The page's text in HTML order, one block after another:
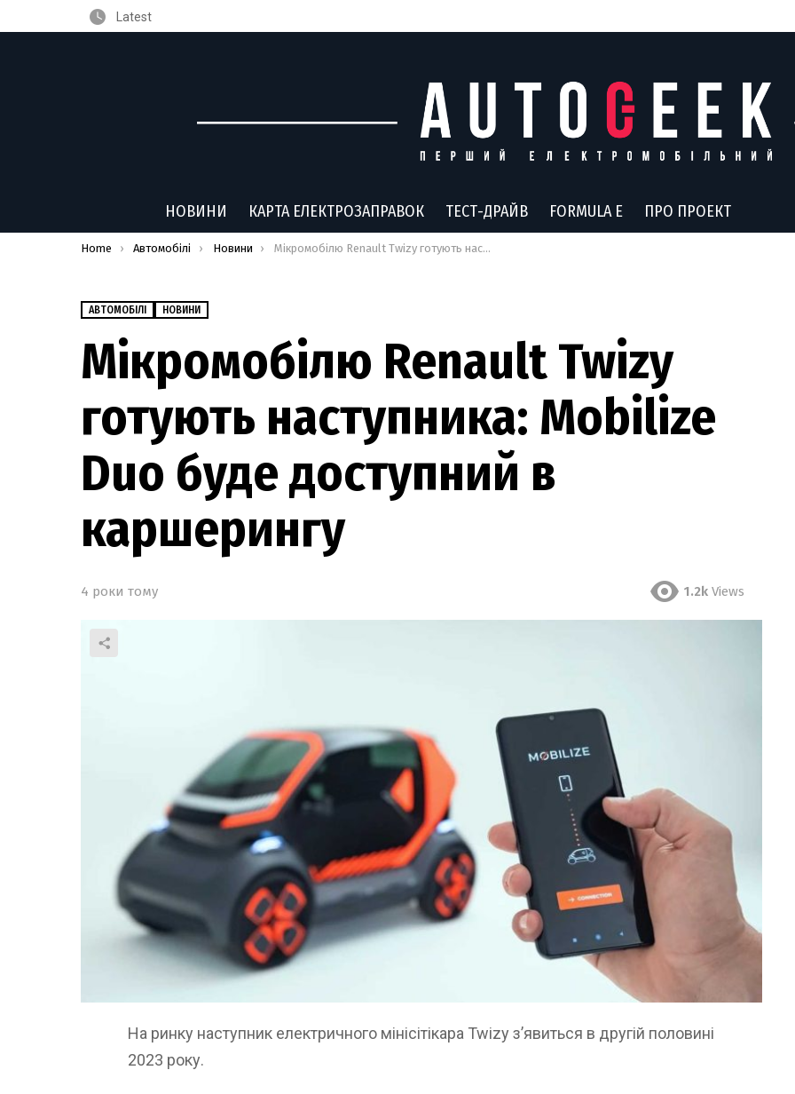
Latest
НОВИНИ КАРТА ЕЛЕКТРОЗАПРАВОК ТЕСТ-ДРАЙВ FORMULA E ПРО ПРОЕКТ
You are here:
Home Автомобілі Новини Мікромобілю Renault Twizy готують наступника: Mobilize Duo буде доступний в каршерингу
АВТОМОБІЛІ НОВИНИ
Мікромобілю Renault Twizy
готують наступника: Mobilize
Duo буде доступний в
каршерингу
4 роки тому 1.2k Views
На ринку наступник електричного мінісітікара Twizy з’явиться в другій половині
2023 року.